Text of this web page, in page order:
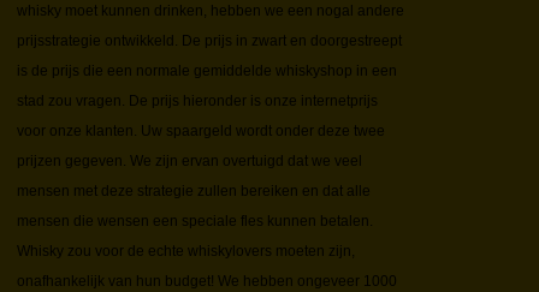
whisky moet kunnen drinken, hebben we een nogal andere
prijsstrategie ontwikkeld. De prijs in zwart en doorgestreept
is de prijs die een normale gemiddelde whiskyshop in een
stad zou vragen. De prijs hieronder is onze internetprijs
voor onze klanten. Uw spaargeld wordt onder deze twee
prijzen gegeven. We zijn ervan overtuigd dat we veel
mensen met deze strategie zullen bereiken en dat alle
mensen die wensen een speciale fles kunnen betalen.
Whisky zou voor de echte whiskylovers moeten zijn,
onafhankelijk van hun budget! We hebben ongeveer 1000